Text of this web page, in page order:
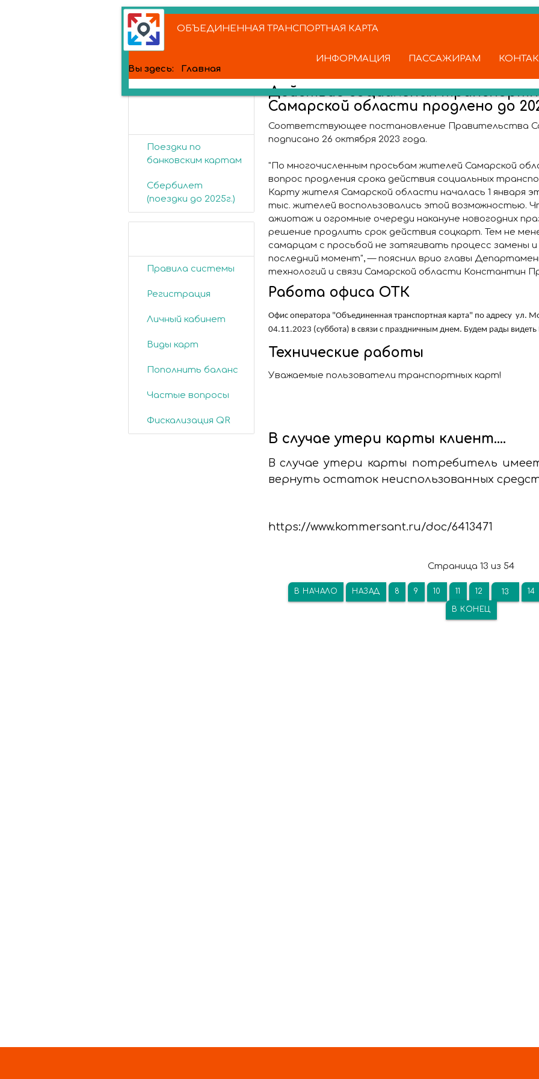
ОБЪЕДИНЕННАЯ ТРАНСПОРТНАЯ КАРТА
ИНФОРМАЦИЯ ПАССАЖИРАМ
Вы здесь: Главная
Поездки по
банковским картам
Сбербилет
(поездки до 2025г.)
Правила системы
Регистрация
Личный кабинет
Виды карт
Пополнить баланс
Частые вопросы
Фискализация QR
Действие социальных
Самарской области продлено до
Соответствующее постановление Правительства
подписано 26 октября 2023 года.
"По многочисленным просьбам жителей Самарской
вопрос продления срока действия социальных
Карту жителя Самарской области началась 1 января
тыс. жителей воспользовались этой возможностью.
ажиотаж и огромные очереди накануне новогодних
решение продлить срок действия соцкарт. Тем не
самарцам с просьбой не затягивать процесс замены
последний момент", — пояснил врио главы
технологий и связи Самарской области Константин
Работа офиса ОТК
Офис оператора "Объединенная транспортная карта" по адресу ул.
04.11.2023 (суббота) в связи с праздничным днем. Будем рады
Технические работы
Уважаемые пользователи транспортных карт!
В случае утери карты клиент….
В случае утери карты потребитель
вернуть остаток неиспользованных
https://www.kommersant.ru/doc/6413471
Страница 13 из 54
В НАЧАЛО НАЗАД 8 9 10 11 12 13 14
В КОНЕЦ